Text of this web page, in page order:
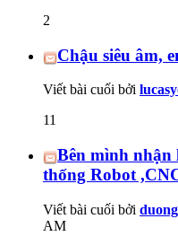
2
Chậu siêu âm,
Viết bài cuối bởi
11
Bên mình nhận
thống Robot
Viết bài cuối bởi
AM